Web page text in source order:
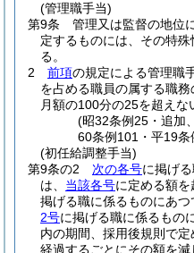
(管理職手当)
第9条
管理又は監督の地位
定するものには、その特
る。
2
前項の規定による管理職
を占める職員の属する職
月額の100分の25を超えな
(昭32条例25・追加
60条例101・平19
(初任給調整手当)
第9条の2
次の各号に掲げ
は、 当該各号に定める額を
掲げる職に係るものにあつ
2号に掲げる職に係るもの
内の期間、採用後規則で
経過するごとにその額を減